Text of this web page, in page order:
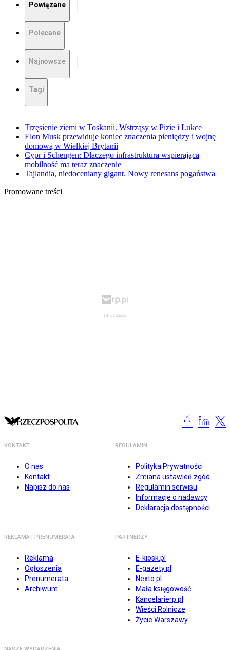
Powiązane
Polecane
Najnowsze
Tagi
Trzęsienie ziemi w Toskanii. Wstrząsy w Pizie i Lukce
Elon Musk przewiduje koniec znaczenia pieniędzy i wojnę
domową w Wielkiej Brytanii
Cypr i Schengen: Dlaczego infrastruktura wspierająca
mobilność ma teraz znaczenie
Tajlandia, niedoceniany gigant. Nowy renesans pogaństwa
Promowane treści
KONTAKT
O nas
Kontakt
Napisz do nas
REGULAMIN
Polityka Prywatności
Zmiana ustawień zgód
Regulamin serwisu
Informacje o nadawcy
Deklaracja dostępności
REKLAMA I PRENUMERATA
Reklama
Ogłoszenia
Prenumerata
Archiwum
PARTNERZY
E-kiosk.pl
E-gazety.pl
Nexto.pl
Mała księgowość
Kancelarierp.pl
Wieści Rolnicze
Życie Warszawy